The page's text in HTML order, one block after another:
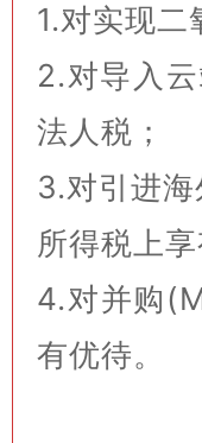
1.对实现二
2.对导入
法人税；
3.对引进
所得税上享
4.对并购
有优待。